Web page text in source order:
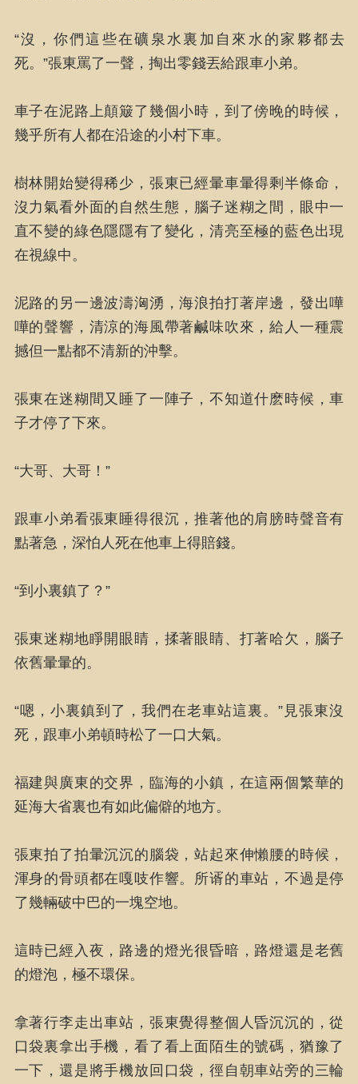
“沒，你們這些在礦泉水裏加自來水的家夥都去
死。”張東罵了一聲，掏出零錢丟給跟車小弟。
車子在泥路上顛簸了幾個小時，到了傍晚的時候，
幾乎所有人都在沿途的小村下車。
樹林開始變得稀少，張東已經暈車暈得剩半條命，
沒力氣看外面的自然生態，腦子迷糊之間，眼中一
直不變的綠色隱隱有了變化，清亮至極的藍色出現
在視線中。
泥路的另一邊波濤洶湧，海浪拍打著岸邊，發出嘩
嘩的聲響，清涼的海風帶著鹹味吹來，給人一種震
撼但一點都不清新的沖擊。
張東在迷糊間又睡了一陣子，不知道什麽時候，車
子才停了下來。
“大哥、大哥！”
跟車小弟看張東睡得很沉，推著他的肩膀時聲音有
點著急，深怕人死在他車上得賠錢。
“到小裏鎮了？”
張東迷糊地睜開眼睛，揉著眼睛、打著哈欠，腦子
依舊暈暈的。
“嗯，小裏鎮到了，我們在老車站這裏。”見張東沒
死，跟車小弟頓時松了一口大氣。
福建與廣東的交界，臨海的小鎮，在這兩個繁華的
延海大省裏也有如此偏僻的地方。
張東拍了拍暈沉沉的腦袋，站起來伸懶腰的時候，
渾身的骨頭都在嘎吱作響。所谞的車站，不過是停
了幾輛破中巴的一塊空地。
這時已經入夜，路邊的燈光很昏暗，路燈還是老舊
的燈泡，極不環保。
拿著行李走出車站，張東覺得整個人昏沉沉的，從
口袋裏拿出手機，看了看上面陌生的號碼，猶豫了
一下，還是將手機放回口袋，徑自朝車站旁的三輪